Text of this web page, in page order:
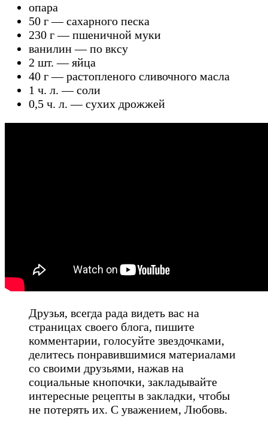
опара
50 г — сахарного песка
230 г — пшеничной муки
ванилин — по вксу
2 шт. — яйца
40 г — растопленого сливочного масла
1 ч. л. — соли
0,5 ч. л. — сухих дрожжей
Друзья, всегда рада видеть вас на
страницах своего блога, пишите
комментарии, голосуйте звездочками,
делитесь понравившимися материалами
со своими друзьями, нажав на
социальные кнопочки, закладывайте
интересные рецепты в закладки, чтобы
не потерять их. С уважением, Любовь.